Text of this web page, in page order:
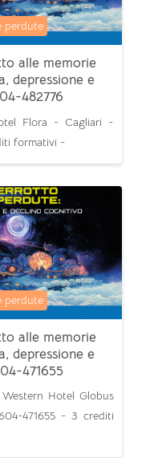
alle memorie
depressione e
482776
perdute
Flora - Cagliari -
formativi -
alle memorie
depressione e
471655
perdute
Hotel Globus
471655 - 3 crediti